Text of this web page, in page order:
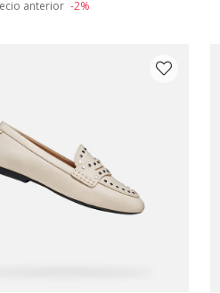
anterior -2%